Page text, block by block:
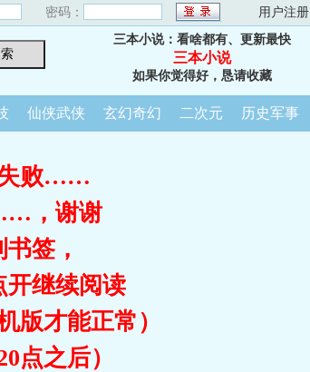
密码： 用户注册
三本小说：看啥都有、更新最快
三本小说
如果你觉得好，恳请收藏
仙侠武侠 玄幻奇幻 二次元 历史军事
失败……
，谢谢
签，
开继续阅读
版才能正常）
点之后）